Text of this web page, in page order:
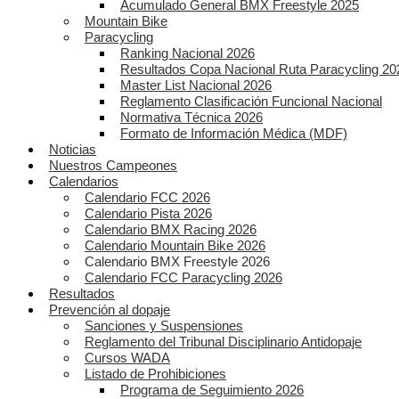
Acumulado General BMX Freestyle 2025
Mountain Bike
Paracycling
Ranking Nacional 2026
Resultados Copa Nacional Ruta Paracycling
Master List Nacional 2026
Reglamento Clasificación Funcional Nacional
Normativa Técnica 2026
Formato de Información Médica (MDF)
Noticias
Nuestros Campeones
Calendarios
Calendario FCC 2026
Calendario Pista 2026
Calendario BMX Racing 2026
Calendario Mountain Bike 2026
Calendario BMX Freestyle 2026
Calendario FCC Paracycling 2026
Resultados
Prevención al dopaje
Sanciones y Suspensiones
Reglamento del Tribunal Disciplinario Antidopaje
Cursos WADA
Listado de Prohibiciones
Programa de Seguimiento 2026